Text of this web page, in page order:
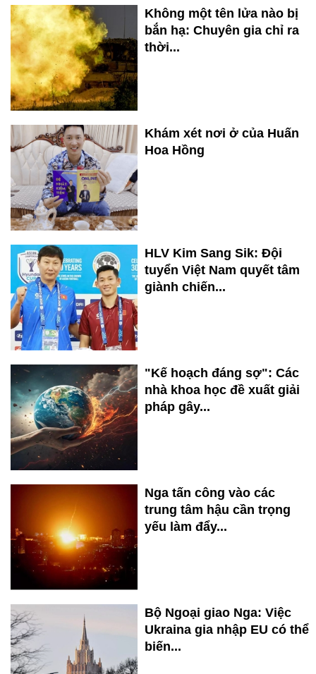
Không một tên lửa nào bị
bắn hạ: Chuyên gia chỉ ra
thời...
Khám xét nơi ở của Huấn
Hoa Hồng
HLV Kim Sang Sik: Đội
tuyển Việt Nam quyết tâm
giành chiến...
"Kế hoạch đáng sợ": Các
nhà khoa học đề xuất giải
pháp gây...
Nga tấn công vào các
trung tâm hậu cần trọng
yếu làm đẩy...
Bộ Ngoại giao Nga: Việc
Ukraina gia nhập EU có thể
biến...